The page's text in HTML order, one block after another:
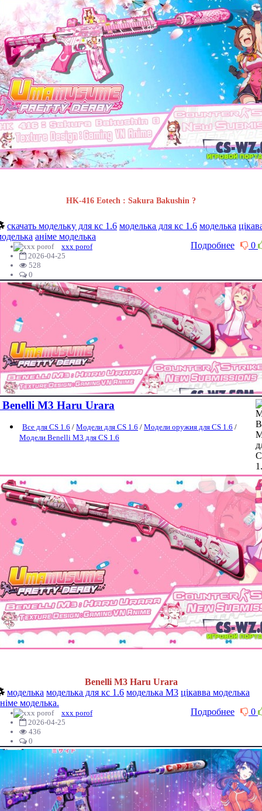
HK-416 Eotech : Sakura Bakushin ?
скачать модельку для кс 1.6 моделька для кс 1.6 моделька
аніме моделька
0
Подробнее
xxx porof
2026-04-25
528
0
Benelli M3 Haru Urara
Все для CS 1.6 / Модели для CS 1.6 / Модели оружия для CS 1.6 /
Модели Benelli M3 для CS 1.6
Benelli M3 Haru Urara
моделька моделька для кс 1.6 моделька М3 цікавва моделька
моделька.
0
Подробнее
xxx porof
2026-04-25
436
0